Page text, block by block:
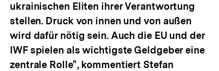
ukrainischen Eliten ihrer Verantwortung
stellen. Druck von innen und von außen
wird dafür nötig sein. Auch die EU und der
IWF spielen als wichtigste Geldgeber eine
zentrale Rolle", kommentiert Stefan